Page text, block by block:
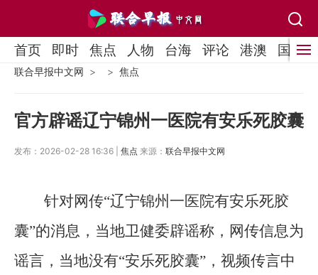
首页 即时 焦点 人物 台海 评论 港澳 国际
联合早报中文网 焦点
官方辟谣辽宁锦州一医院有安乐死胶囊
发布：2026-02-28 16:36 | 焦点 来源： 联合早报中文网
针对网传“辽宁锦州一医院有安乐死胶
囊”的消息，当地卫健委辟谣称，网传信息为
谣言，当地没有“安乐死胶囊”，视频传言中